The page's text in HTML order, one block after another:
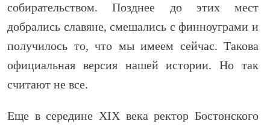
собирательством. Позднее до этих мест
добрались славяне, смешались с финноуграми и
получилось то, что мы имеем сейчас. Такова
официальная версия нашей истории. Но так
считают не все.
Еще в середине XIX века ректор Бостонского